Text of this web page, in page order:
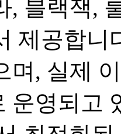
, 블랙잭,
제공합니
며, 실제
운영되고